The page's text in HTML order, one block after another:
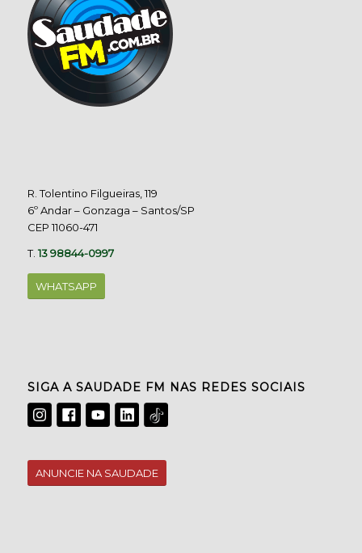
R. Tolentino Filgueiras, 119
6º Andar – Gonzaga – Santos/SP
CEP 11060-471
T.13 98844-0997
WHATSAPP
SIGA A SAUDADE FM NAS REDES SOCIAIS
ANUNCIE NA SAUDADE